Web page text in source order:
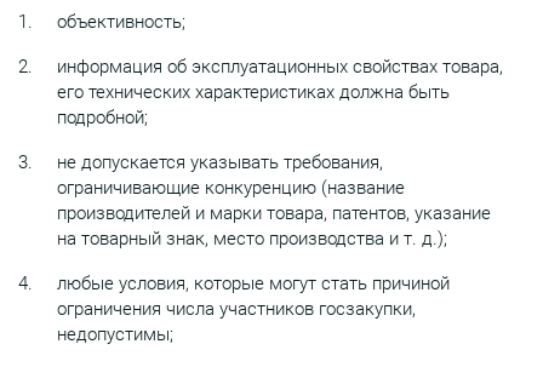
объективность;
информация об эксплуатационных свойствах товара,
его технических характеристиках должна быть
подробной;
не допускается указывать требования,
ограничивающие конкуренцию (название
производителей и марки товара, патентов, указание
на товарный знак, место производства и т. д.);
любые условия, которые могут стать причиной
ограничения числа участников госзакупки,
недопустимы;